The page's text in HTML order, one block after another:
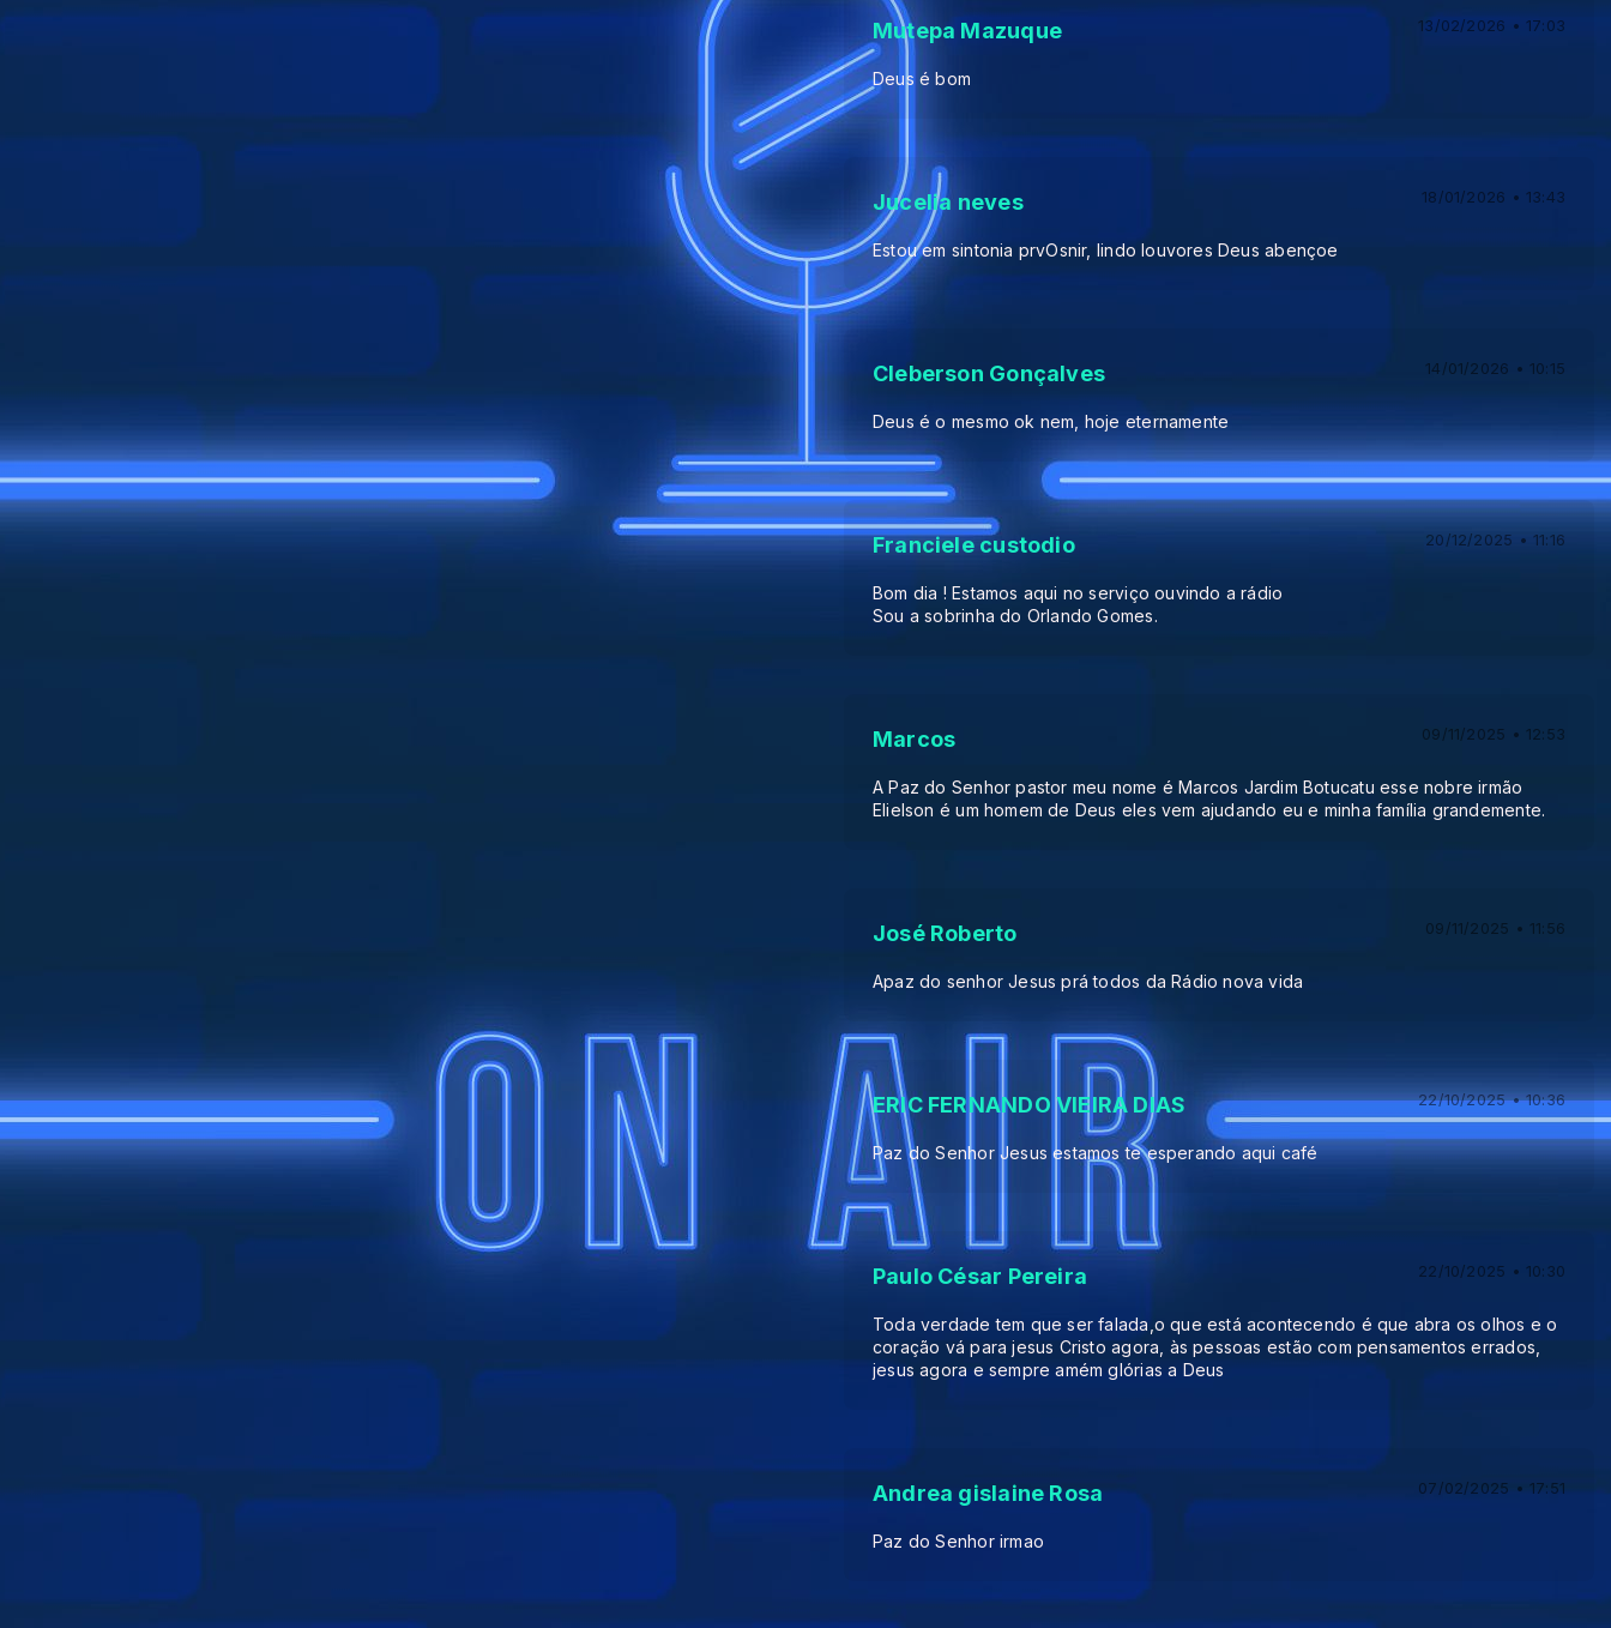
Mutepa Mazuque 13/02/2026 • 17:03
Deus é bom
Jucelia neves 18/01/2026 • 13:43
Estou em sintonia prvOsnir, lindo louvores Deus abençoe
Cleberson Gonçalves 14/01/2026 • 10:15
Deus é o mesmo ok nem, hoje eternamente
Franciele custodio 20/12/2025 • 11:16
Bom dia ! Estamos aqui no serviço ouvindo a rádio
Sou a sobrinha do Orlando Gomes.
Marcos 09/11/2025 • 12:53
A Paz do Senhor pastor meu nome é Marcos Jardim Botucatu esse nobre irmão
Elielson é um homem de Deus eles vem ajudando eu e minha família grandemente.
José Roberto 09/11/2025 • 11:56
Apaz do senhor Jesus prá todos da Rádio nova vida
ERIC FERNANDO VIEIRA DIAS 22/10/2025 • 10:36
Paz do Senhor Jesus estamos te esperando aqui café
Paulo César Pereira 22/10/2025 • 10:30
Toda verdade tem que ser falada,o que está acontecendo é que abra os olhos e o
coração vá para jesus Cristo agora, às pessoas estão com pensamentos errados,
jesus agora e sempre amém glórias a Deus
Andrea gislaine Rosa 07/02/2025 • 17:51
Paz do Senhor irmao